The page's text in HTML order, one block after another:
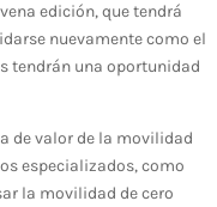
edición, que tendrá
nuevamente como el
tendrán una oportunidad
de valor de la movilidad
especializados, como
la movilidad de cero